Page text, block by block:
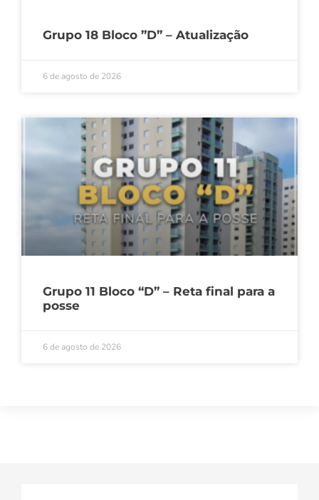
Grupo 18 Bloco ”D” – Atualização
6 de agosto de 2026
Grupo 11 Bloco “D” – Reta final para a
posse
6 de agosto de 2026